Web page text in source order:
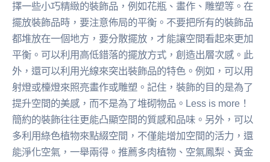
擇一些小巧精緻的裝飾品，例如花瓶、畫作、雕塑等。在
擺放裝飾品時，要注意佈局的平衡。不要把所有的裝飾品
都堆放在一個地方，要分散擺放，才能讓空間看起來更加
平衡。可以利用高低錯落的擺放方式，創造出層次感。此
外，還可以利用光線來突出裝飾品的特色。例如，可以用
射燈或檯燈來照亮畫作或雕塑。記住，裝飾的目的是為了
提升空間的美感，而不是為了堆砌物品。Less is more！
簡約的裝飾往往更能凸顯空間的質感和品味。另外，可以
多利用綠色植物來點綴空間，不僅能增加空間的活力，還
能淨化空氣，一舉兩得。推薦多肉植物、空氣鳳梨、黃金